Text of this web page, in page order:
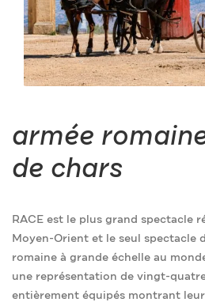
armée
de chars
RACE est le plus grand spectacle
Moyen-Orient et le seul spectacle
romaine à grande échelle au
une représentation de vingt-
entièrement équipés montrant